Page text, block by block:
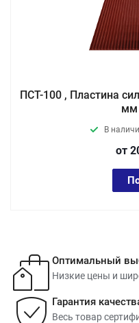
ПСТ-100 , Пластина
мм
В
от
Оптимальный
Низкие цены и
Гарантия
Весь товар